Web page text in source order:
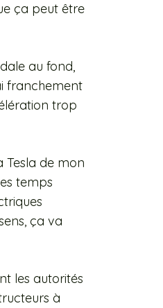
ça peut être
au fond,
franchement
trop
Tesla de mon
temps
ça va
les autorités
à